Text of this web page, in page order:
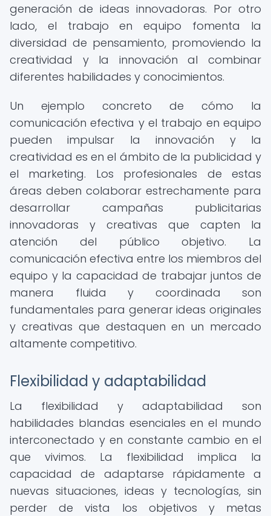
generación de ideas innovadoras. Por otro
lado, el trabajo en equipo fomenta la
diversidad de pensamiento, promoviendo la
creatividad y la innovación al combinar
diferentes habilidades y conocimientos.
Un ejemplo concreto de cómo la
comunicación efectiva y el trabajo en equipo
pueden impulsar la innovación y la
creatividad es en el ámbito de la publicidad y
el marketing. Los profesionales de estas
áreas deben colaborar estrechamente para
desarrollar campañas publicitarias
innovadoras y creativas que capten la
atención del público objetivo. La
comunicación efectiva entre los miembros del
equipo y la capacidad de trabajar juntos de
manera fluida y coordinada son
fundamentales para generar ideas originales
y creativas que destaquen en un mercado
altamente competitivo.
Flexibilidad y adaptabilidad
La flexibilidad y adaptabilidad son
habilidades blandas esenciales en el mundo
interconectado y en constante cambio en el
que vivimos. La flexibilidad implica la
capacidad de adaptarse rápidamente a
nuevas situaciones, ideas y tecnologías, sin
perder de vista los objetivos y metas